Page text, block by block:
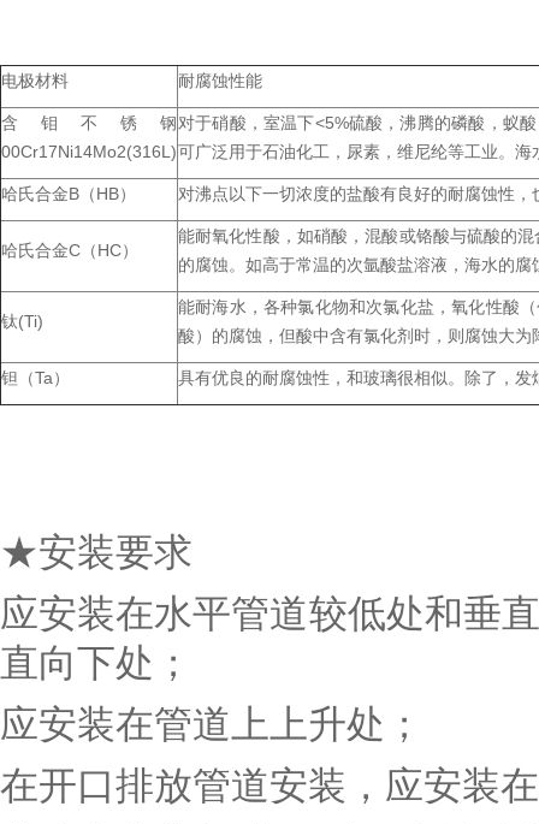
电极材料 耐腐蚀性能
含钼不锈钢
00Cr17Ni14Mo2(316L)
对于硝酸，室温下<5%硫酸，沸腾的磷酸，蚁
可广泛用于石油化工，尿素，维尼纶等工业。海水
哈氏合金B（HB） 对沸点以下一切浓度的盐酸有良好的耐腐蚀性，也耐
哈氏合金C（HC）
能耐氧化性酸，如硝酸，混酸或铬酸与硫
的腐蚀。如高于常温的次氩酸盐溶液，海水的腐蚀
钛(Ti)
能耐海水，各种氯化物和次氯化盐，氧化性酸（
酸）的腐蚀，但酸中含有氯化剂时，则腐蚀大为
钽（Ta） 具有优良的耐腐蚀性，和玻璃很相似。除了，发
★安装要求
应安装在水平管道较低处和垂
直向下处；
应安装在管道上上升处；
在开口排放管道安装，应安装